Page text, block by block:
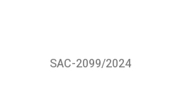
SAC-2099/2024